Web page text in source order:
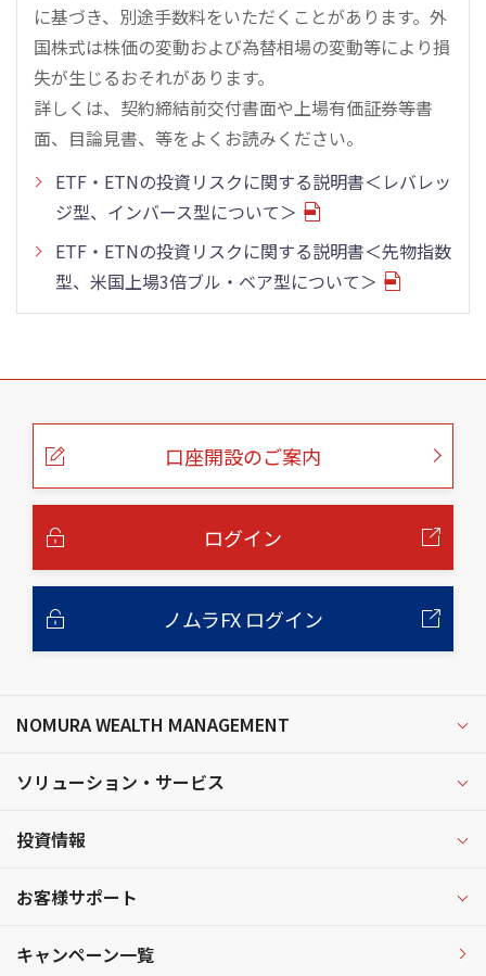
に基づき、別途手数料をいただくことがあります。外
国株式は株価の変動および為替相場の変動等により損
失が生じるおそれがあります。
詳しくは、契約締結前交付書面や上場有価証券等書
面、目論見書、等をよくお読みください。
ETF・ETNの投資リスクに関する説明書＜レバレッ
ジ型、インバース型について＞
ETF・ETNの投資リスクに関する説明書＜先物指数
型、米国上場3倍ブル・ベア型について＞
こ
口座開設のご案内
ログイン
ノムラFX ログイン
NOMURA WEALTH MANAGEMENT
ソリューション・サービス
投資情報
お客様サポート
キャンペーン一覧